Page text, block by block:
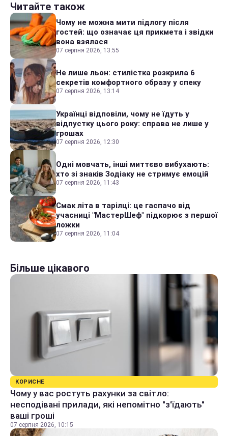
Читайте також
Чому не можна мити підлогу після
гостей: що означає ця прикмета і звідки
вона взялася
07 серпня 2026, 13:55
Не лише льон: стилістка розкрила 6
секретів комфортного образу у спеку
07 серпня 2026, 13:14
Українці відповіли, чому не їдуть у
відпустку цього року: справа не лише у
грошах
07 серпня 2026, 12:30
Одні мовчать, інші миттєво вибухають:
хто зі знаків Зодіаку не стримує емоцій
07 серпня 2026, 11:43
Смак літа в тарілці: це гаспачо від
учасниці "МастерШеф" підкорює з першої
ложки
07 серпня 2026, 11:04
Більше цікавого
КОРИСНЕ
Чому у вас ростуть рахунки за світло:
несподівані прилади, які непомітно "з'їдають"
ваші гроші
07 серпня 2026, 10:15